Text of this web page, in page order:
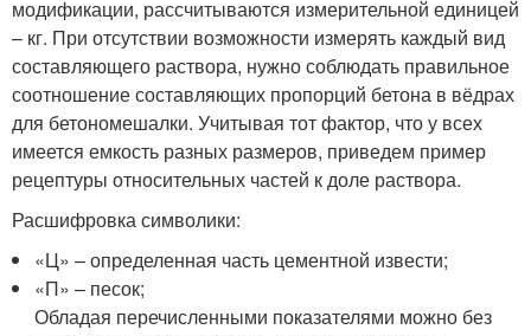
модификации, рассчитываются измерительной единицей
– кг. При отсутствии возможности измерять каждый вид
составляющего раствора, нужно соблюдать правильное
соотношение составляющих пропорций бетона в вёдрах
для бетономешалки. Учитывая тот фактор, что у всех
имеется емкость разных размеров, приведем пример
рецептуры относительных частей к доле раствора.
Расшифровка символики:
«Ц» – определенная часть цементной извести;
«П» – песок;
Обладая перечисленными показателями можно без